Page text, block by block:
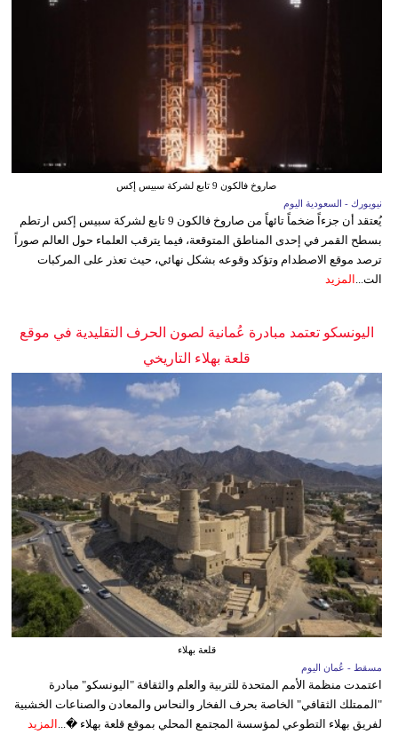
صاروخ فالكون 9 تابع لشركة سبيس إكس
نيويورك - السعودية اليوم
يُعتقد أن جزءاً ضخماً تائهاً من صاروخ فالكون 9 تابع لشركة سبيس إكس ارتطم
بسطح القمر في إحدى المناطق المتوقعة، فيما يترقب العلماء حول العالم صوراً
ترصد موقع الاصطدام وتؤكد وقوعه بشكل نهائي، حيث تعذر على المركبات
الت...
المزيد
اليونسكو تعتمد مبادرة عُمانية لصون الحرف التقليدية في موقع
قلعة بهلاء التاريخي
قلعة بهلاء
مسقط - عُمان اليوم
اعتمدت منظمة الأمم المتحدة للتربية والعلم والثقافة "اليونسكو" مبادرة
"الممتلك الثقافي" الخاصة بحرف الفخار والنحاس والمعادن والصناعات الخشبية
لفريق بهلاء التطوعي لمؤسسة المجتمع المحلي بموقع قلعة بهلاء �... المزيد